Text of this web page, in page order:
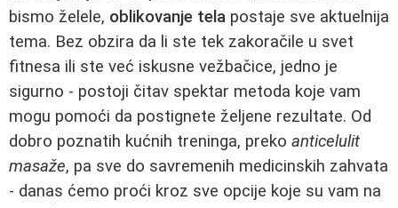
bismo želele, oblikovanje tela postaje sve aktuelnija
tema. Bez obzira da li ste tek zakoračile u svet
fitnesa ili ste već iskusne vežbačice, jedno je
sigurno - postoji čitav spektar metoda koje vam
mogu pomoći da postignete željene rezultate. Od
dobro poznatih kućnih treninga, preko anticelulit
masaže, pa sve do savremenih medicinskih zahvata
- danas ćemo proći kroz sve opcije koje su vam na